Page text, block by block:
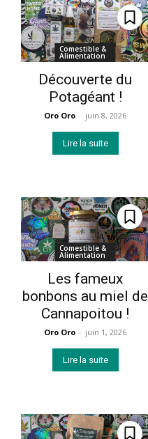
Comestible &
Alimentation
Découverte du
Potagéant !
Oro Oro - juin 8, 2026
Lire la suite
Comestible &
Alimentation
Les fameux
bonbons au miel de
Cannapoitou !
Oro Oro - juin 1, 2026
Lire la suite